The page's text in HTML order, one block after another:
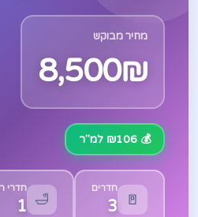
מחיר מבוקש
8,500₪
💰 ₪106 למ"ר
🚪
חדרים
3
🛁
חדרי
1